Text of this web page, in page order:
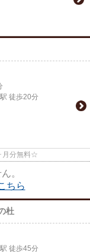
駅 徒歩20分
月分無料☆
。
ちら
杜
駅 徒歩45分